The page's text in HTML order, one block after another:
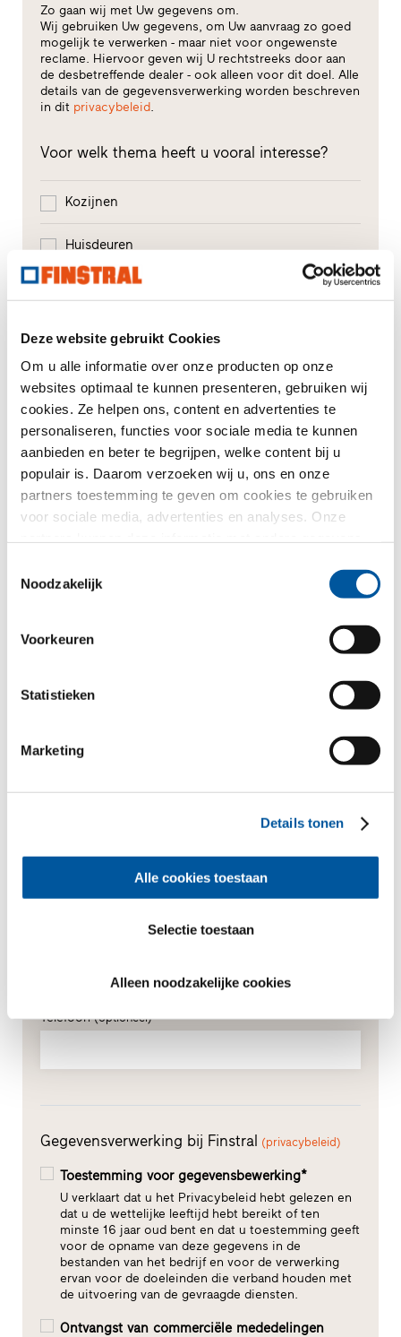
Deze website gebruikt Cookies
Om u alle informatie over onze producten op onze
websites optimaal te kunnen presenteren, gebruiken wij
cookies. Ze helpen ons, content en advertenties te
personaliseren, functies voor sociale media te kunnen
aanbieden en beter te begrijpen, welke content bij u
populair is. Daarom verzoeken wij u, ons en onze
partners toestemming te geven om cookies te gebruiken
voor sociale media, advertenties en analyses. Onze
kader van uw gebruik van de diensten hebben
Noodzakelijk
Voorkeuren
Statistieken
Marketing
Details tonen
Alle cookies toestaan
Selectie toestaan
Alleen noodzakelijke cookies
Zo gaan wij met Uw gegevens om.
Wij gebruiken Uw gegevens, om Uw aanvraag zo goed
mogelijk te verwerken - maar niet voor ongewenste
reclame. Hiervoor geven wij U rechtstreeks door aan
de desbetreffende dealer - ook alleen voor dit doel. Alle
details van de gegevensverwerking worden beschreven
in dit privacybeleid.
Voor welk thema heeft u vooral interesse?
Kozijnen
Huisdeuren
Glasgevels
Renovatie
Nieuw-/Verbouw
Uw bericht
*Verplichte velden
Voornaam*
Hoe mogen wij contact met U opnemen?
Telefoon(optioneel)
Gegevensverwerking bij Finstral (privacybeleid)
Toestemming voor gegevensbewerking*
U verklaart dat u het Privacybeleid hebt gelezen en
dat u de wettelijke leeftijd hebt bereikt of ten
minste 16 jaar oud bent en dat u toestemming geeft
voor de opname van deze gegevens in de
bestanden van het bedrijf en voor de verwerking
ervan voor de doeleinden die verband houden met
de uitvoering van de gevraagde diensten.
Ontvangst van commerciële mededelingen